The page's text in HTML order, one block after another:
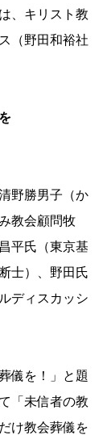
、キリスト教
（野田和裕社
野勝男子（か
教会顧問牧
平氏（東京基
士）、野田氏
ディスカッシ
儀を！」と題
「未信者の教
け教会葬儀を